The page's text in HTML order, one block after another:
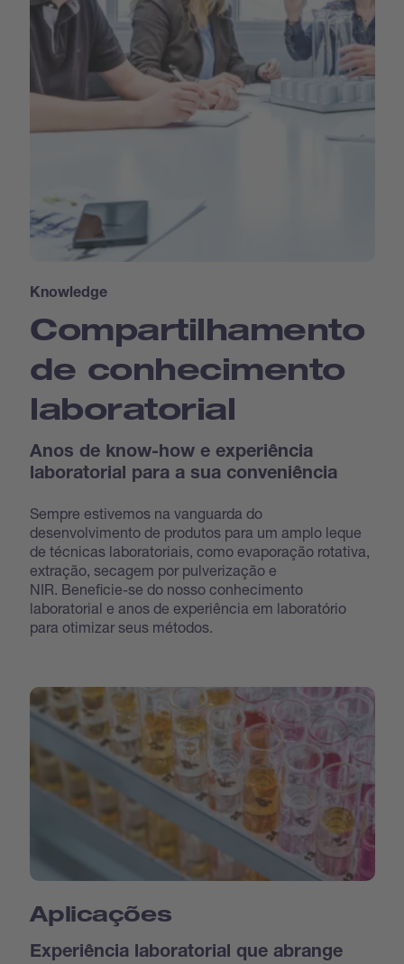
Knowledge
Compartilhamento
de conhecimento
laboratorial
Anos de know-how e experiência
laboratorial para a sua conveniência
Sempre estivemos na vanguarda do
desenvolvimento de produtos para um amplo leque
de técnicas laboratoriais, como evaporação rotativa,
extração, secagem por pulverização e
NIR. Beneficie-se do nosso conhecimento
laboratorial e anos de experiência em laboratório
para otimizar seus métodos.
Aplicações
Experiência laboratorial que abrange